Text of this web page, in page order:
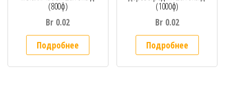
(800ф)
Br 0.02
Подробнее
(1000ф)
Br 0.02
Подробнее